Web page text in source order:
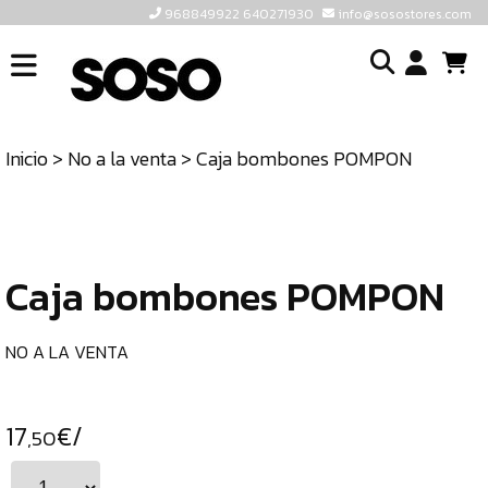
968849922 640271930 info@sosostores.com
INICIO
TIENDA
968849922
640271930
Inicio> No a la venta> Caja bombones POMPON
Caja bombones POMPON
NO A LA VENTA
17,50€/